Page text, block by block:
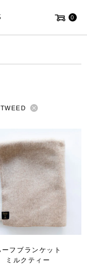
0
ーフブランケット
ミルクティー